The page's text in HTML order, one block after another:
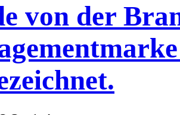
von der